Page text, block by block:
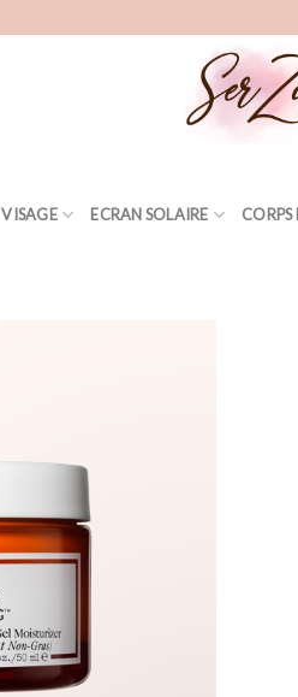
VISAGE ECRAN SOLAIRE